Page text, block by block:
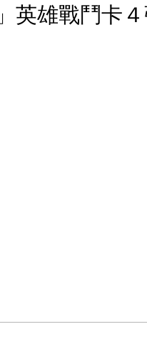
英雄戰鬥卡